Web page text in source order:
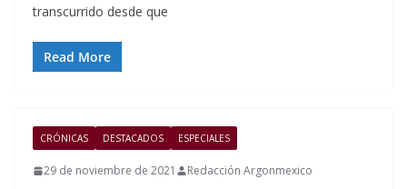
transcurrido desde que
Read More
CRÓNICAS DESTACADOS ESPECIALES
29 de noviembre de 2021 Redacción Argonmexico